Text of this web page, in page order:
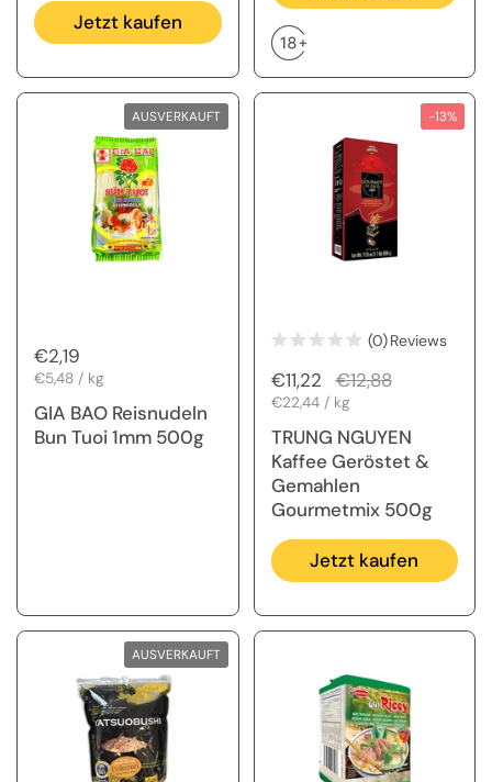
Jetzt kaufen
Regulärer Preis
€2,19
Stückpreis
€5,48 / kg
GIA BAO Reisnudeln
Bun Tuoi 1mm 500g
AUSVERKAUFT
(0)Reviews
Regulärer Preis
€11,22 Sale-Preis
€12,88
Stückpreis
€22,44 / kg
TRUNG NGUYEN
Kaffee Geröstet &
Gemahlen
Gourmetmix 500g
Jetzt kaufen
-13%
AUSVERKAUFT